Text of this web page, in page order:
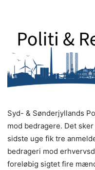
Syd- & Sønderjyllands
mod bedragere. Det
sidste uge fik tre
bedrageri mod
foreløbig sigtet fire